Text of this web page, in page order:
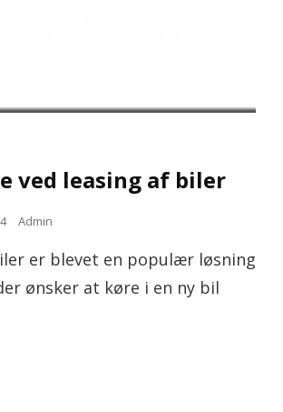
ved leasing af biler
Admin
er blevet en populær løsning
ønsker at køre i en ny bil